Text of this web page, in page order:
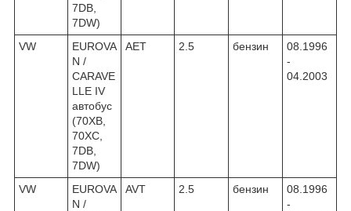
7DB,
7DW)
VW
EUROVA
N /
CARAVE
LLE IV
автобус
(70XB,
70XC,
7DB,
7DW)
AET 2.5 бензин
08.1996
-
04.2003
VW
EUROVA
N /
AVT 2.5 бензин
08.1996
-